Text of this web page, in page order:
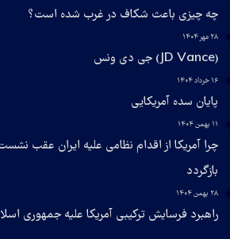
چه چیزی باعث شکاف در غرب شده است؟
۲۸ مهر ۱۴۰۴
(JD Vance) جی دی ونس
۱۶ خرداد ۱۴۰۴
پایان سده آمریکایی
۱۱ بهمن ۱۴۰۴
چرا آمریکا از اقدام نظامی علیه ایران عقب
بازگردد
۲۸ بهمن ۱۴۰۴
راهبرد فرسایش ترکیبی آمریکا علیه جمهوری